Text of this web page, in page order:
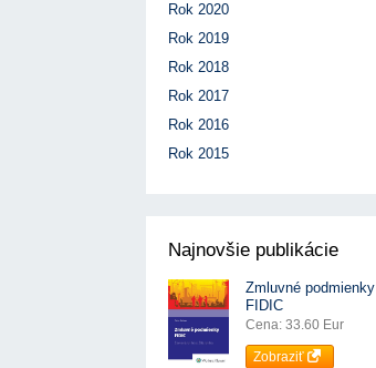
Rok 2020
Rok 2019
Rok 2018
Rok 2017
Rok 2016
Rok 2015
Najnovšie publikácie
Zmluvné podmienky
FIDIC
Cena: 33.60 Eur
Zobraziť